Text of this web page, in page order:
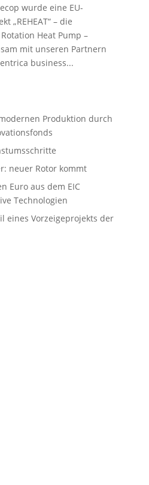
wurde eine EU-
„REHEAT“ – die
Heat Pump –
mit unseren Partnern
business...
Produktion durch
neuer Rotor kommt
Euro aus dem EIC
Technologien
eines Vorzeigeprojekts der